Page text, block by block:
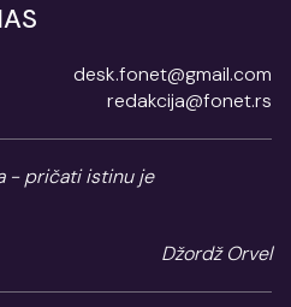
desk.fonet@gmail.com
redakcija@fonet.rs
- pričati istinu je
Džordž Orvel